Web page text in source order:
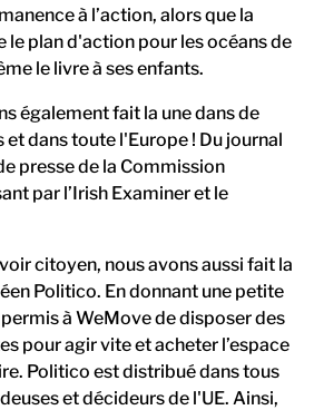
à l’action, alors que la
le plan d'action pour les océans de
le livre à ses enfants.
également fait la une dans de
et dans toute l'Europe ! Du journal
presse de la Commission
par l’Irish Examiner et le
citoyen, nous avons aussi fait la
Politico. En donnant une petite
à WeMove de disposer des
pour agir vite et acheter l’espace
Politico est distribué dans tous
et décideurs de l'UE. Ainsi,